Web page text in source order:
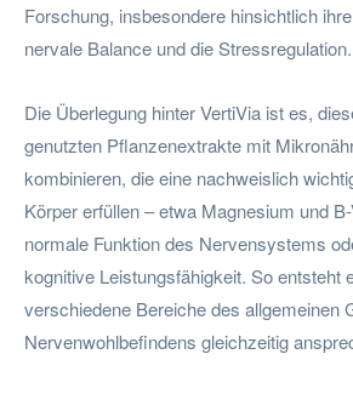
Forschung, insbesondere hinsichtlich
nervale Balance und die Stressregulation.
Die Überlegung hinter VertiVia ist es,
genutzten Pflanzenextrakte mit
kombinieren, die eine nachweislich
Körper erfüllen – etwa Magnesium und
normale Funktion des Nervensystems
kognitive Leistungsfähigkeit. So entsteht
verschiedene Bereiche des allgemeinen
Nervenwohlbefindens gleichzeitig